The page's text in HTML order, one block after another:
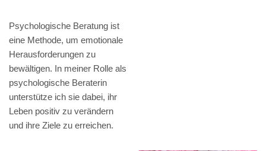
Psychologische Beratung ist
eine Methode, um emotionale
Herausforderungen zu
bewältigen. In meiner Rolle als
psychologische Beraterin
unterstütze ich sie dabei, ihr
Leben positiv zu verändern
und ihre Ziele zu erreichen.